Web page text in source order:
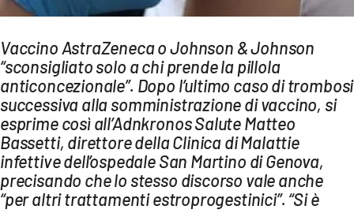
LAC ONAIR
LaC
Network
LACPLAY.IT
LACTV.IT
LACONAIR.IT
LACITYMAG.IT
Vaccino AstraZeneca o Johnson & Johnson
“sconsigliato solo a chi prende la pillola
anticoncezionale”. Dopo l’ultimo caso di trombosi
successiva alla somministrazione di vaccino, si
esprime così all’Adnkronos Salute Matteo
Bassetti, direttore della Clinica di Malattie
infettive dell’ospedale San Martino di Genova,
precisando che lo stesso discorso vale anche
“per altri trattamenti estroprogestinici”. “Si è